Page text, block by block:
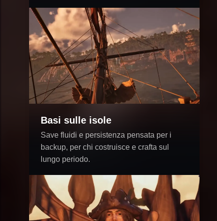
Basi sulle isole
Save fluidi e persistenza pensata per i
backup, per chi costruisce e crafta sul
lungo periodo.